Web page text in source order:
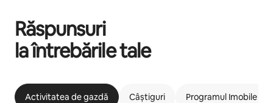
Răspunsuri
la întrebările tale
Activitatea de gazdă Câștiguri Programul Imobile